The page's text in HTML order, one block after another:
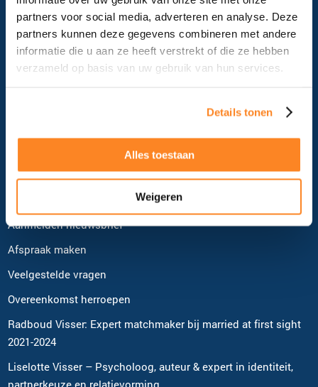
partners voor social media, adverteren en analyse. Deze
partners kunnen deze gegevens combineren met andere
informatie die u aan ze heeft verstrekt of die ze hebben
verzameld op basis van uw gebruik van hun services.
Details tonen
Alles toestaan
Weigeren
Contact gegevens
Kazernestraat 10
5928 NL Venlo
Pagina's
Aanmelden nieuwsbrief
Afspraak maken
Veelgestelde vragen
Overeenkomst herroepen
Radboud Visser: Expert matchmaker bij married at first sight
2021-2024
Liselotte Visser – Psycholoog, auteur & expert in identiteit,
partnerkeuze en relatievorming